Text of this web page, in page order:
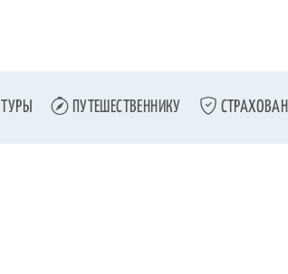
ТУРЫ ПУТЕШЕСТВЕННИКУ